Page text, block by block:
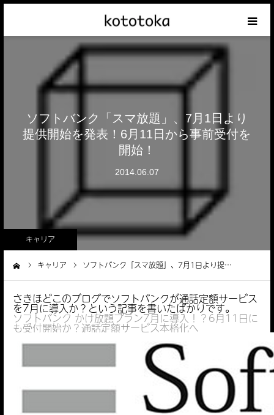
ソフトバンク「スマ放題」、7月1日より
提供開始を発表！6月11日から事前受付を
開始！
2014.06.07
キャリア
キャリア ソフトバンク「スマ放題」、7月1日より提…
さきほどこのブログでソフトバンクが通話定額サービス
を7月に導入か？という記事を書いたばかりです。
ソフトバンク かけ放題プラン7月に導入！？6月11日に
も受付開始か？通話定額サービス本格化へ
Appleの話
クレジットカードの話
iPhoneの話
テーマリスト